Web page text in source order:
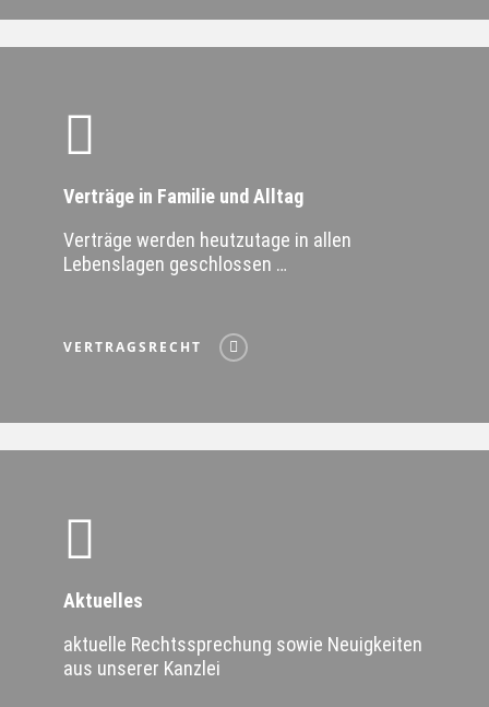
Verträge in Familie und Alltag
Verträge werden heutzutage in allen
Lebenslagen geschlossen …
VERTRAGSRECHT
Aktuelles
aktuelle Rechtssprechung sowie Neuigkeiten
aus unserer Kanzlei